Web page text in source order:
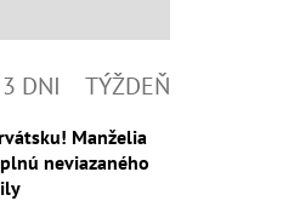
3 DNI TÝŽDEŇ
Manželia
neviazaného